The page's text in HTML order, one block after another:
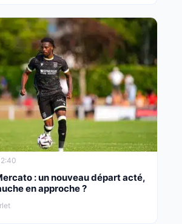
: un nouveau départ acté,
en approche ?